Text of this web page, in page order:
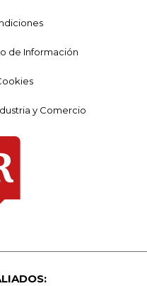
de Información
y Comercio